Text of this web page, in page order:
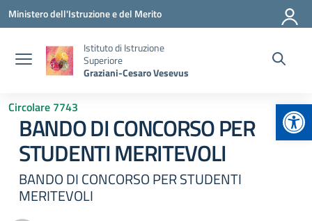
Vai ai contenuti
Vai al menu di navigazione
Vai al footer
Ministero dell'Istruzione e del Merito
Istituto di Istruzione
Superiore
Graziani-Cesaro Vesevus
Circolare 7743
BANDO DI CONCORSO PER
STUDENTI MERITEVOLI
BANDO DI CONCORSO PER STUDENTI
MERITEVOLI